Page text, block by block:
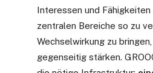
Interessen und
zentralen Bereiche so zu
Wechselwirkung zu
gegenseitig stärken.